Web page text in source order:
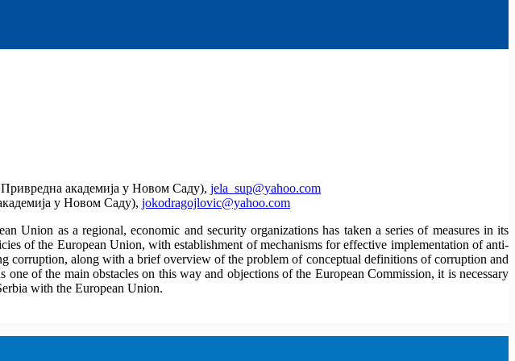
академија у Новом Саду), jela_sup@yahoo.com
у Новом Саду), jokodragojlovic@yahoo.com
Union as a regional, economic and security organizations has taken a series of measures in its
of the European Union, with establishment of mechanisms for effective implementation of anti-
corruption, along with a brief overview of the problem of conceptual definitions of corruption and
of the main obstacles on this way and objections of the European Commission, it is necessary
with the European Union.